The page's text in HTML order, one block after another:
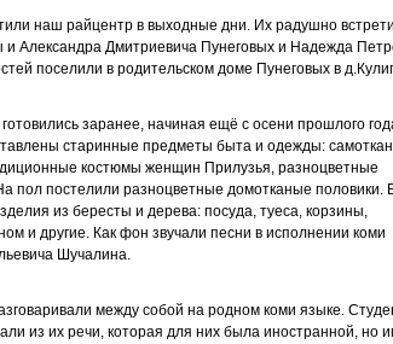
наш райцентр в выходные дни. Их радушно
Александра Дмитриевича Пунеговых и Надежда
поселили в родительском доме Пунеговых в
заранее, начиная ещё с осени прошлого
старинные предметы быта и одежды:
костюмы женщин Прилузья, разноцветные
пол постелили разноцветные домотканые половики.
из бересты и дерева: посуда, туеса, корзины,
и другие. Как фон звучали песни в исполнении коми
Шучалина.
между собой на родном коми языке.
из их речи, которая для них была иностранной, но